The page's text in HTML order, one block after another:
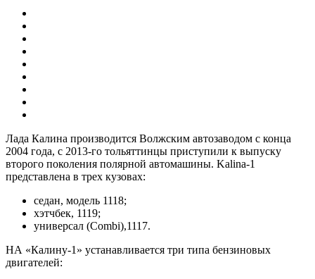
Лада Калина производится Волжским автозаводом с конца
2004 года, с 2013-го тольяттинцы приступили к выпуску
второго поколения полярной автомашины. Kalina-1
представлена в трех кузовах:
седан, модель 1118;
хэтчбек, 1119;
универсал (Combi),1117.
НА «Калину-1» устанавливается три типа бензиновых
двигателей: